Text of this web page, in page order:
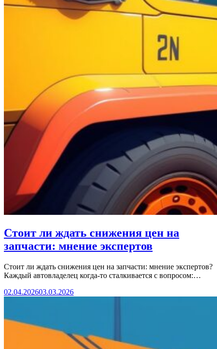
Стоит ли ждать снижения цен на
запчасти: мнение экспертов
Стоит ли ждать снижения цен на запчасти: мнение экспертов?
Каждый автовладелец когда‑то сталкивается с вопросом:…
02.04.202603.03.2026